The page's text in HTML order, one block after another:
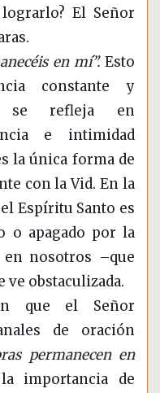
lograrlo? El Señor
en mí”.Esto
constante y
se refleja en
e intimidad
la única forma de
con la Vid. En la
Espíritu Santo es
o apagado por la
nosotros –que
ve obstaculizada.
que el Señor
de oración
permanecen en
importancia de